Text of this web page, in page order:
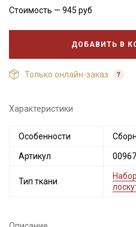
Стоимость — 945 руб
ДОБАВИТЬ В
Только онлайн-заказ
Характеристики
Особенности
Артикул
Тип ткани
промокоды и